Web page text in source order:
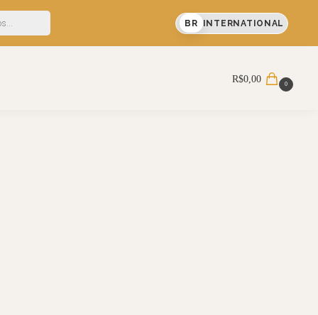
em sua primeira compra BR INTERNATIONAL
R$0,00 0